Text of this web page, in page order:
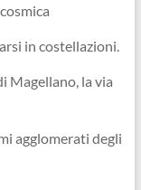
in costellazioni.
Magellano, la via
agglomerati degli